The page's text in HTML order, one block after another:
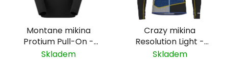
Montane mikina
Protium Pull-On -
pánská - černá
Skladem
Crazy mikina
Resolution Light -
pánská -
Skladem